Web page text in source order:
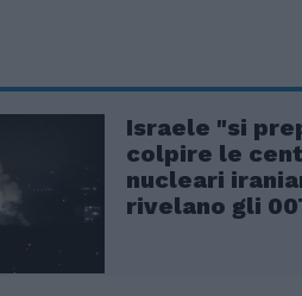
Israele "si
colpire le
nucleari
rivelano gli